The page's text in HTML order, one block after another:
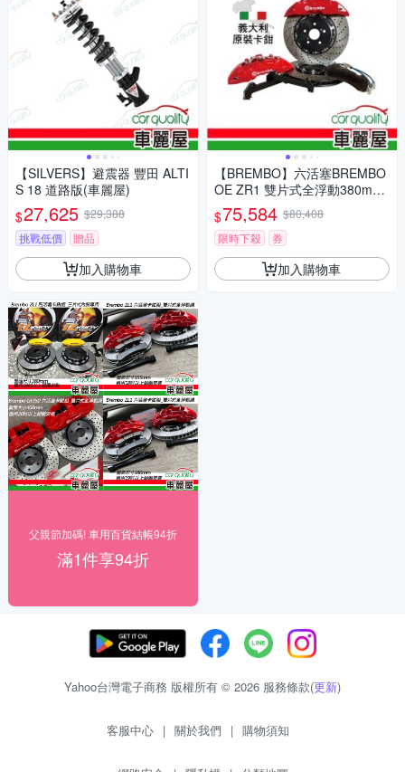
【SILVERS】避震器 豐田 ALTI
S 18 道路版(車麗屋)
$27,625 $29,388
挑戰低價
贈品
加入購物車
父親節加碼! 車用百貨結帳94折
滿1件享94折
【BREMBO】六活塞BREMBO
OE ZR1 雙片式全浮動380mm
送安裝(車麗屋)
$75,584 $80,408
限時下殺
券
加入購物車
Yahoo台灣電子商務 版權所有 © 2026 服務條款(更新)
客服中心 | 關於我們 | 購物須知